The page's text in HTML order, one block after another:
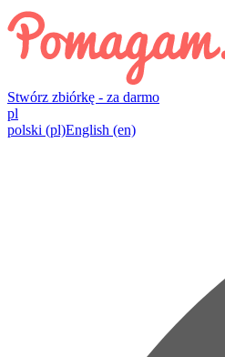
Stwórz zbiórkę - za darmo
pl
polski (pl)English (en)